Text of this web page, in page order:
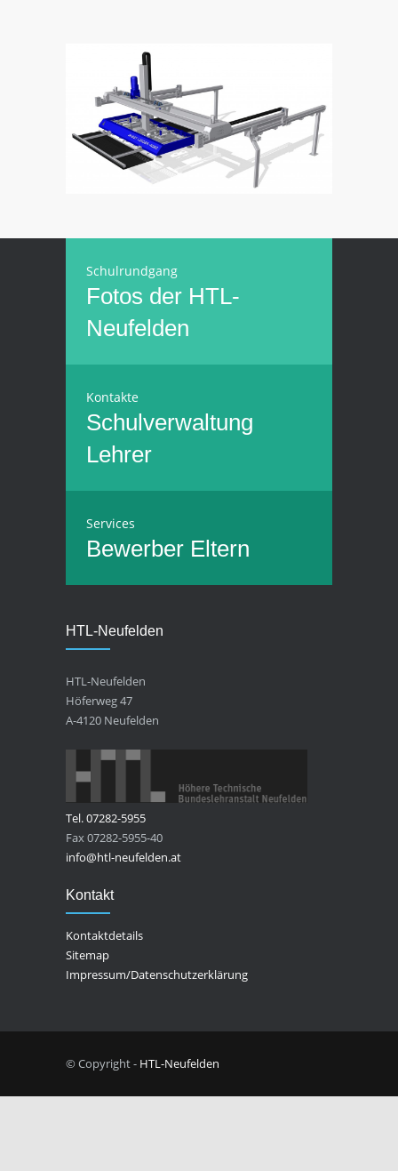
Schulrundgang
Fotos der HTL-
Neufelden
Kontakte
Schulverwaltung
Lehrer
Services
Bewerber Eltern
HTL-Neufelden
HTL-Neufelden
Höferweg 47
A-4120 Neufelden
Tel. 07282-5955
Fax 07282-5955-40
info@htl-neufelden.at
Kontakt
Kontaktdetails
Sitemap
Impressum/Datenschutzerklärung
© Copyright - HTL-Neufelden